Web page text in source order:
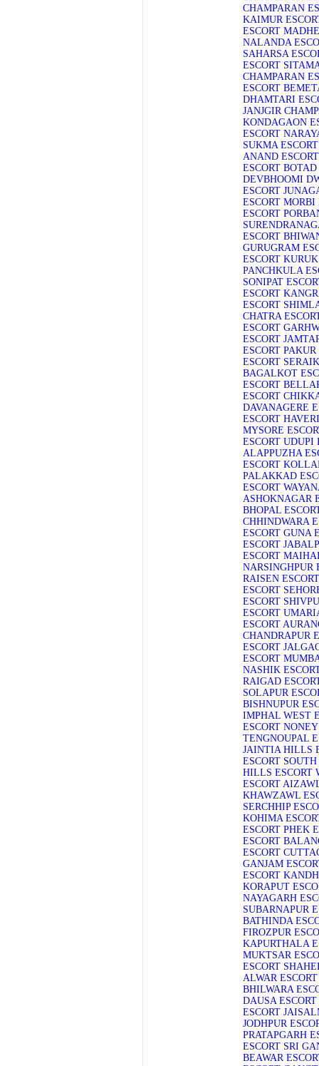
CHAMPARAN
KAIMUR
ESCORT
NALANDA
SAHARSA
ESCORT
CHAMPARAN
ESCORT
DHAMTARI
JANJGIR
KONDAGAON
ESCORT
SUKMA ESCORT
ANAND ESCORT
ESCORT BOTAD
DEVBHOOMI
ESCORT
ESCORT MORBI
ESCORT
ESCORT
GURUGRAM
ESCORT
PANCHKULA
SONIPAT
ESCORT
ESCORT
CHATRA
ESCORT
ESCORT
ESCORT PAKUR
ESCORT
BAGALKOT
ESCORT
ESCORT
DAVANAGERE
ESCORT
MYSORE
ESCORT UDUPI
ALAPPUZHA
ESCORT
PALAKKAD
ESCORT
ASHOKNAGAR
BHOPAL
CHHINDWARA
ESCORT GUNA
ESCORT
ESCORT
NARSINGHPUR
RAISEN ESCORT
ESCORT
ESCORT
ESCORT
ESCORT
CHANDRAPUR
ESCORT
ESCORT
NASHIK
RAIGAD
SOLAPUR
BISHNUPUR
IMPHAL WEST
ESCORT NONEY
TENGNOUPAL
JAINTIA HILLS
ESCORT
HILLS ESCORT
ESCORT
KHAWZAWL
SERCHHIP
KOHIMA
ESCORT PHEK
ESCORT
ESCORT
GANJAM
ESCORT
KORAPUT
NAYAGARH
SUBARNAPUR
BATHINDA
FIROZPUR
KAPURTHALA
MUKTSAR
ESCORT
ALWAR ESCORT
BHILWARA
DAUSA ESCORT
ESCORT
JODHPUR
PRATAPGARH
ESCORT SRI
BEAWAR